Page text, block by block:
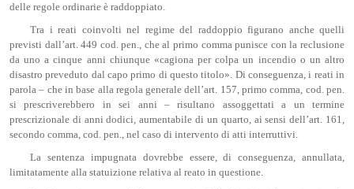
delle regole ordinarie è raddoppiato.
Tra i reati coinvolti nel regime del raddoppio figurano anche quelli
previsti dall’art. 449 cod. pen., che al primo comma punisce con la reclusione
da uno a cinque anni chiunque «cagiona per colpa un incendio o un altro
disastro preveduto dal capo primo di questo titolo». Di conseguenza, i reati in
parola – che in base alla regola generale dell’art. 157, primo comma, cod. pen.
si prescriverebbero in sei anni – risultano assoggettati a un termine
prescrizionale di anni dodici, aumentabile di un quarto, ai sensi dell’art. 161,
secondo comma, cod. pen., nel caso di intervento di atti interruttivi.
La sentenza impugnata dovrebbe essere, di conseguenza, annullata,
limitatamente alla statuizione relativa al reato in questione.